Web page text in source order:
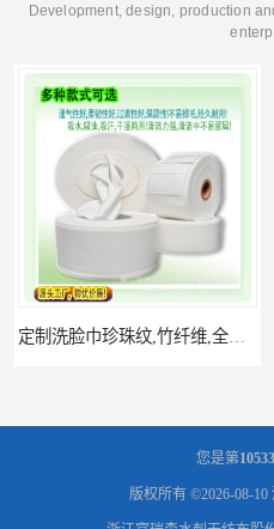
Development, design, production
定制洗脸巾珍珠纹,竹纤维,全棉,,涤纶,细等材质,多网型水刺无纺
您是第
版权所有 ©2026-08-10